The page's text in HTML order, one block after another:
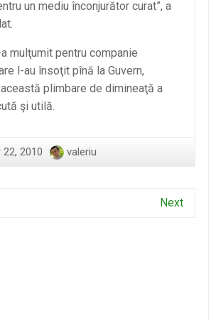
un mediu înconjurător curat”, a
mulţumit pentru companie
l-au însoţit pînă la Guvern,
plimbare de dimineaţă a
şi utilă.
2010 valeriu
Next